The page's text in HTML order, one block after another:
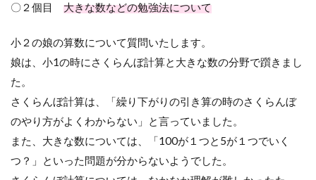
〇２個目 大きな数などの勉強法について
小２の娘の算数について質問いたします。
娘は、小1の時にさくらんぼ計算と大きな数の分野で躓きまし
た。
さくらんぼ計算は、「繰り下がりの引き算の時のさくらんぼ
のやり方がよくわからない」と言っていました。
また、大きな数については、「100が１つと5が１つでいく
つ？」といった問題が分からないようでした。